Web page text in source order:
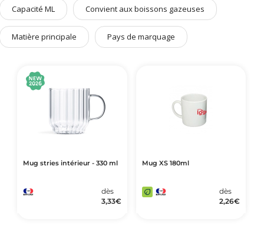
Art de Vivre à la Française
Plantes et Graines
Bien être & Sécurité
Accessoires Auto & Vélo
PLV & Mobiliers Pub
Packaging sur-mesure
Evénement Entreprise
Capacité ML Convient aux boissons gazeuses
Matière principale Pays de marquage
Mug stries intérieur - 330 ml
dès
3,33€
Mug XS 180ml
dès
2,26€